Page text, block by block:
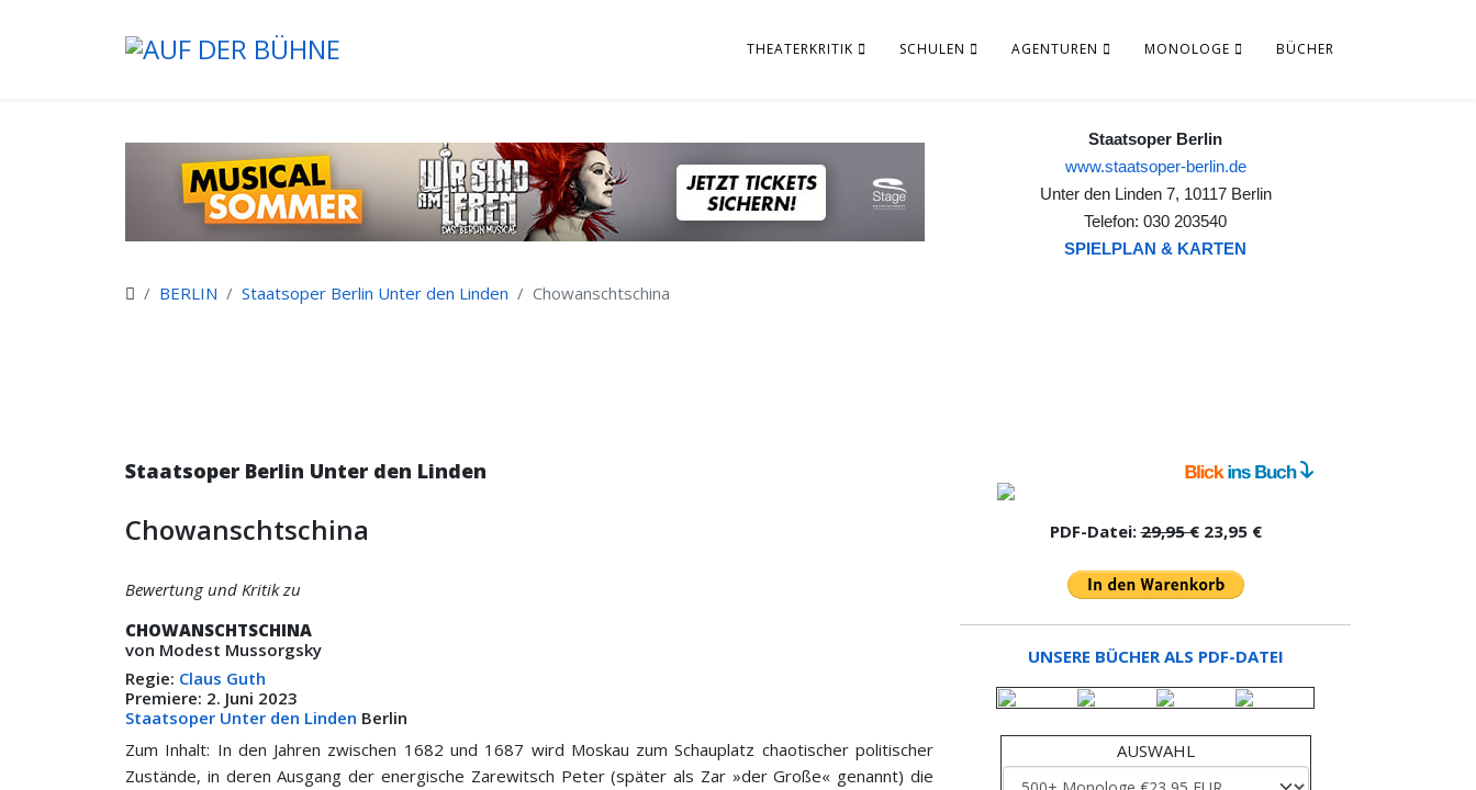
THEATERKRITIK SCHULEN AGENTUREN MONOLOGE BÜCHER
Staatsoper Berlin
www.staatsoper-berlin.de
Unter den Linden 7, 10117 Berlin
Telefon: 030 203540
SPIELPLAN & KARTEN
BERLIN Staatsoper Berlin Unter den Linden Chowanschtschina
Staatsoper Berlin Unter den Linden
Chowanschtschina
Bewertung und Kritik zu
CHOWANSCHTSCHINA
von Modest Mussorgsky
Regie: Claus Guth
Premiere: 2. Juni 2023
Staatsoper Unter den Linden Berlin
Zum Inhalt: In den Jahren zwischen 1682 und 1687 wird Moskau zum Schauplatz chaotischer politischer
Zustände, in deren Ausgang der energische Zarewitsch Peter (später als Zar »der Große« genannt) die
PDF-Datei:29,95 €23,95 €
UNSERE BÜCHER ALS PDF-DATEI
AUSWAHL